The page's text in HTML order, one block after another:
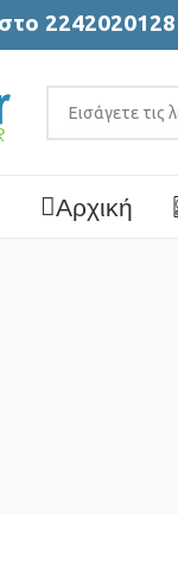
Αρχική